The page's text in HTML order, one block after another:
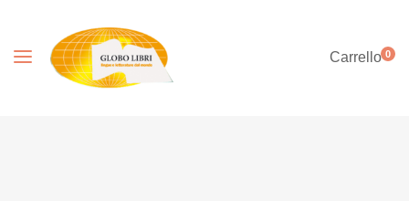
Carrello0